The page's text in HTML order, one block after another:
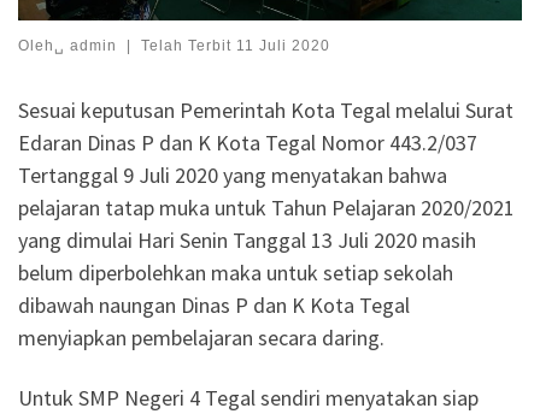
Oleh␣ admin Telah Terbit 11 Juli 2020
Sesuai keputusan Pemerintah Kota Tegal melalui Surat
Edaran Dinas P dan K Kota Tegal Nomor 443.2/037
Tertanggal 9 Juli 2020 yang menyatakan bahwa
pelajaran tatap muka untuk Tahun Pelajaran 2020/2021
yang dimulai Hari Senin Tanggal 13 Juli 2020 masih
belum diperbolehkan maka untuk setiap sekolah
dibawah naungan Dinas P dan K Kota Tegal
menyiapkan pembelajaran secara daring.
Untuk SMP Negeri 4 Tegal sendiri menyatakan siap